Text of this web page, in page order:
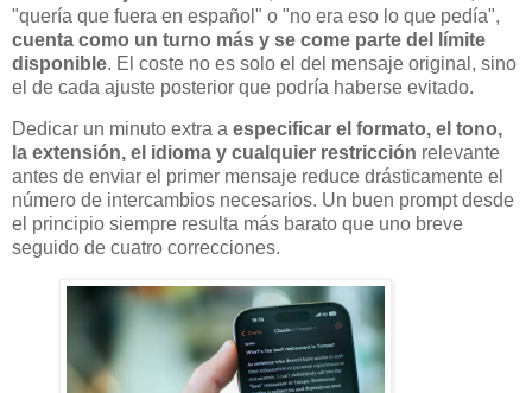
"quería que fuera en español" o "no era eso lo que pedía",
cuenta como un turno más y se come parte del límite
disponible. El coste no es solo el del mensaje original, sino
el de cada ajuste posterior que podría haberse evitado.
Dedicar un minuto extra a especificar el formato, el tono,
la extensión, el idioma y cualquier restricción relevante
antes de enviar el primer mensaje reduce drásticamente el
número de intercambios necesarios. Un buen prompt desde
el principio siempre resulta más barato que uno breve
seguido de cuatro correcciones.